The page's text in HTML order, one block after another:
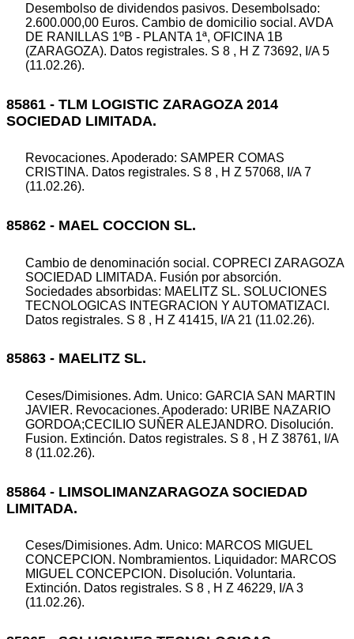
Desembolso de dividendos pasivos. Desembolsado:
2.600.000,00 Euros. Cambio de domicilio social. AVDA
DE RANILLAS 1ºB - PLANTA 1ª, OFICINA 1B
(ZARAGOZA). Datos registrales. S 8 , H Z 73692, I/A 5
(11.02.26).
85861 - TLM LOGISTIC ZARAGOZA 2014
SOCIEDAD LIMITADA.
Revocaciones. Apoderado: SAMPER COMAS
CRISTINA. Datos registrales. S 8 , H Z 57068, I/A 7
(11.02.26).
85862 - MAEL COCCION SL.
Cambio de denominación social. COPRECI ZARAGOZA
SOCIEDAD LIMITADA. Fusión por absorción.
Sociedades absorbidas: MAELITZ SL. SOLUCIONES
TECNOLOGICAS INTEGRACION Y AUTOMATIZACI.
Datos registrales. S 8 , H Z 41415, I/A 21 (11.02.26).
85863 - MAELITZ SL.
Ceses/Dimisiones. Adm. Unico: GARCIA SAN MARTIN
JAVIER. Revocaciones. Apoderado: URIBE NAZARIO
GORDOA;CECILIO SUÑER ALEJANDRO. Disolución.
Fusion. Extinción. Datos registrales. S 8 , H Z 38761, I/A
8 (11.02.26).
85864 - LIMSOLIMANZARAGOZA SOCIEDAD
LIMITADA.
Ceses/Dimisiones. Adm. Unico: MARCOS MIGUEL
CONCEPCION. Nombramientos. Liquidador: MARCOS
MIGUEL CONCEPCION. Disolución. Voluntaria.
Extinción. Datos registrales. S 8 , H Z 46229, I/A 3
(11.02.26).